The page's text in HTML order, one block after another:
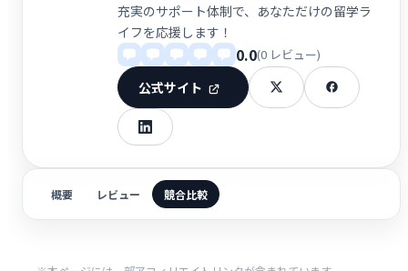
充実のサポート体制で、あなただけの留学ラ
イフを応援します！
0.0(0 レビュー)
公式サイト
概要 レビュー 競合比較